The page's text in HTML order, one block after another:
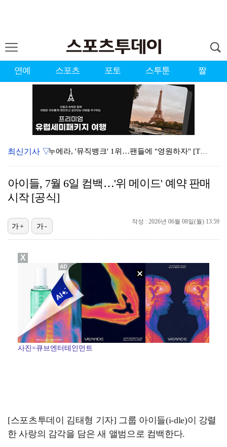
연예 스포츠 포토 스투툰 짤
누에라, '뮤직뱅크' 1위…팬들에 "영원하자" [TV캡…
폭발까지 5분…안보현·정은채, 목숨 건 사투 시작(재벌…
대한축구협회의 '심판 성접대'…최악의 경우 런던 올림픽…
폭발물 지킨 안보현, '악마 교관' 정은채와 재회(재벌…
외신까지 퍼지고 있는 축구협회 성접대 논란…2002 한…
대놓고 '심판 마사지'로 결재 받기도…최종 결재권자는 …
태국에서 새 도전 시작하는 박항서 감독 "원팀 만들어 …
최신기사 ▽
아이들, 7월 6일 컴백…'위 메이드' 예약 판매
시작 [공식]
작성 : 2026년 06월 08일(월) 13:59
가+ 가-
사진=큐브엔터테인먼트
[스포츠투데이 김태형 기자] 그룹 아이들(i-dle)이 강렬
한 사랑의 감각을 담은 새 앨범으로 컴백한다.
X